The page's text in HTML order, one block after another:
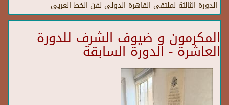
الدورة الثالثة لملتقى القاهرة الدولى لفن الخط العريى
المكرمون و ضيوف الشرف للدورة
العاشرة - الدورة السابقة